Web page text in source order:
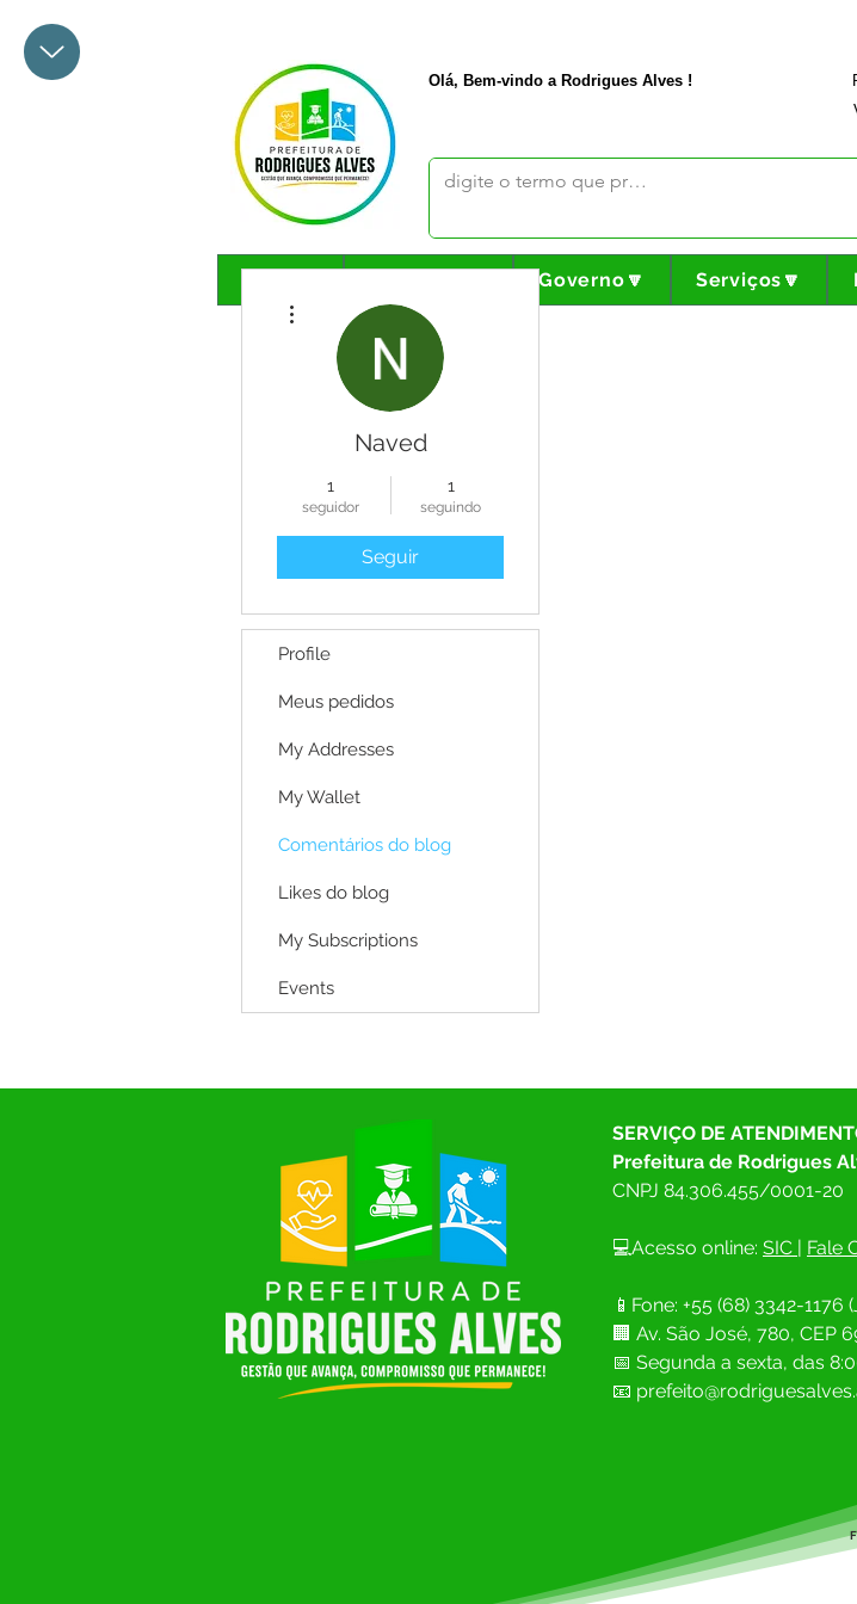
Olá, Bem-vindo a Rodrigues Alves !
Governo🔽 Serviços🔽
Naved
1
seguidor
1
seguindo
Seguir
Profile
Meus pedidos
My Addresses
My Wallet
Comentários do blog
Likes do blog
My Subscriptions
Events
SERVIÇO DE
Prefeitura de Rodrigues
CNPJ 84.306.455/0001-20
💻Acesso online: SIC | Fale
📱Fone: +55 (68) 3342-1176
🏢 Av. São José, 780, CEP
📅 Segunda a sexta, das
📧